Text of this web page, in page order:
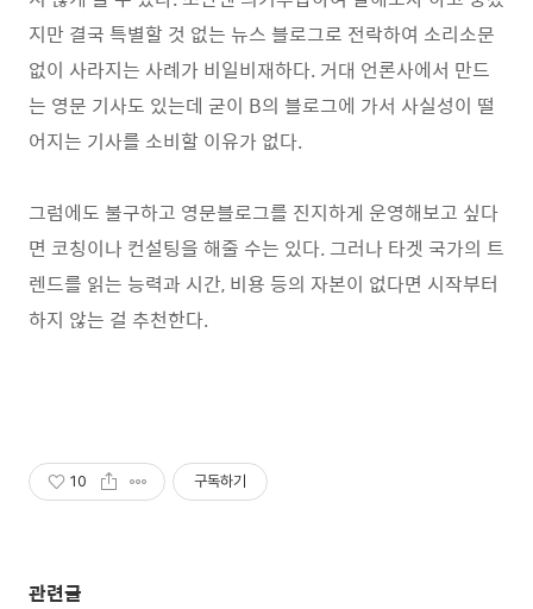
지만 결국 특별할 것 없는 뉴스 블로그로 전락하여 소리소문
없이 사라지는 사례가 비일비재하다. 거대 언론사에서 만드
는 영문 기사도 있는데 굳이 B의 블로그에 가서 사실성이 떨
어지는 기사를 소비할 이유가 없다.
그럼에도 불구하고 영문블로그를 진지하게 운영해보고 싶다
면 코칭이나 컨설팅을 해줄 수는 있다. 그러나 타겟 국가의 트
렌드를 읽는 능력과 시간, 비용 등의 자본이 없다면 시작부터
하지 않는 걸 추천한다.
10 구독하기
관련글